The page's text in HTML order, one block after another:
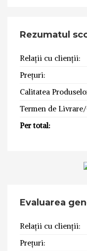
Rezumatul
Relații cu clienții:
Prețuri:
Calitatea
Termen de
Per total:
Evaluarea
Relații cu clienții:
Prețuri: